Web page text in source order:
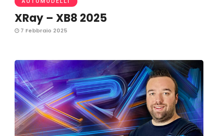
XRay – XB8 2025
7 Febbraio 2025